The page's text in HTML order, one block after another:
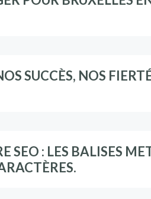
SUCCÈS, NOS
SEO : LES BALISES